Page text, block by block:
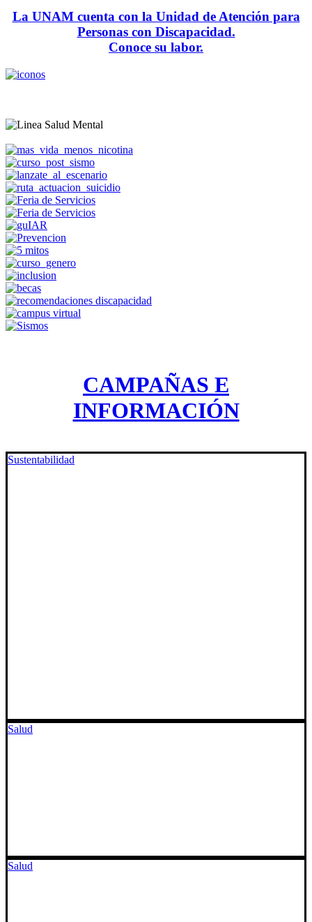
La UNAM cuenta con la Unidad de Atención para
Personas con Discapacidad.
Conoce su labor.
CAMPAÑAS E
INFORMACIÓN
Sustentabilidad
Salud
Salud